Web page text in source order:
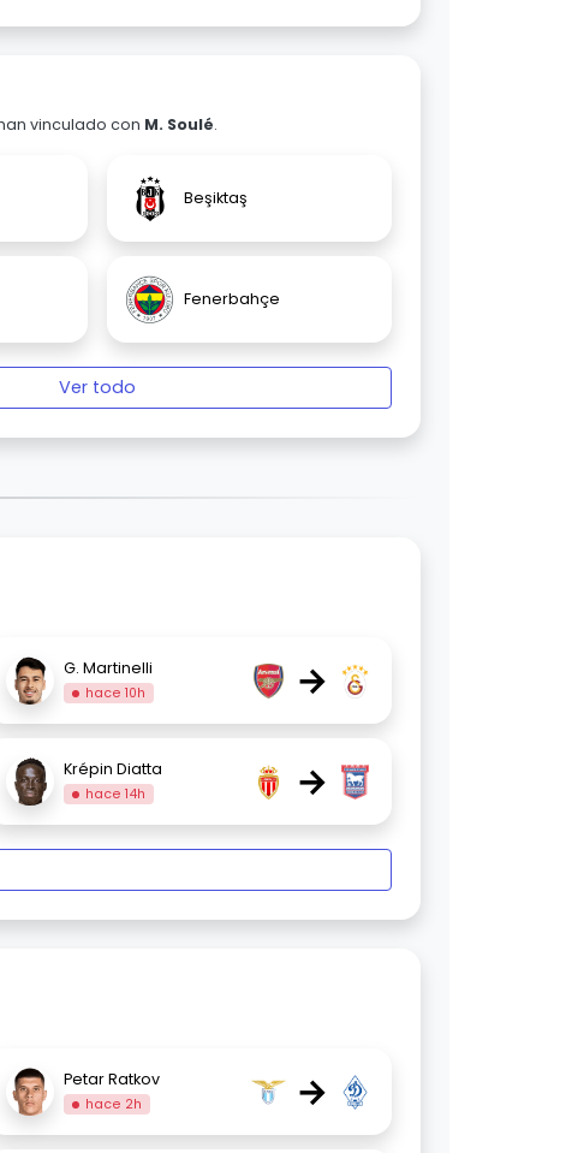
vinculado con M. Soulé.
Beşiktaş
Fenerbahçe
Ver todo
G. Martinelli
hace 10h →
Krépin Diatta
hace 14h →
Petar Ratkov
hace 2h →